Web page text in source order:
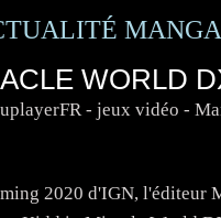
WORLD
- jeux vidéo -
2020 d'IGN, l'éditeur